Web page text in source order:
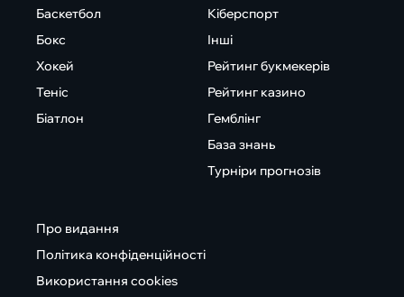
Баскетбол
Бокс
Хокей
Теніс
Біатлон
Кіберспорт
Інші
Рейтинг букмекерів
Рейтинг казино
Гемблінг
База знань
Турніри прогнозів
Про видання
Політика конфіденційності
Використання cookies